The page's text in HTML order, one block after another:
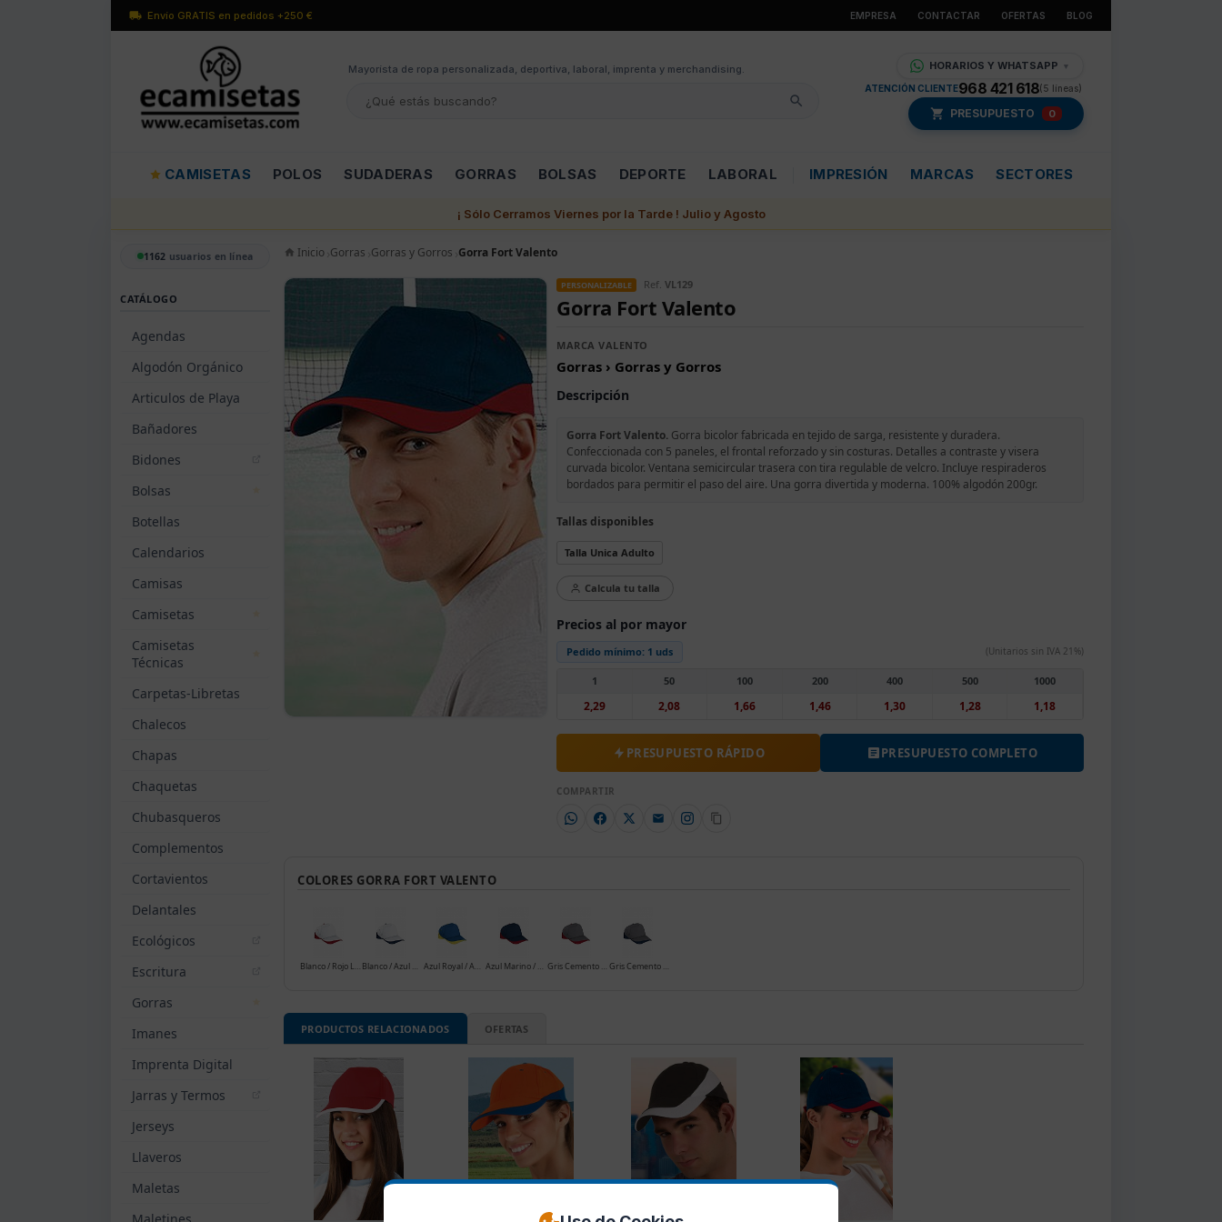
Envío GRATIS en pedidos +250 € EMPRESA CONTACTAR OFERTAS BLOG
Mayorísta de ropa personalizada, deportiva, laboral, imprenta y merchandising. HORARIOS Y WHATSAPP ▼
ATENCIÓN CLIENTE968 421 618(5 líneas)
PRESUPUESTO 0
CAMISETAS POLOS SUDADERAS GORRAS BOLSAS DEPORTE LABORAL IMPRESIÓN MARCAS SECTORES
¡ Sólo Cerramos Viernes por la Tarde ! Julio y Agosto
1162 usuarios en línea
CATÁLOGO
Agendas
Algodón Orgánico
Articulos de Playa
Bañadores
Bidones
Bolsas
Botellas
Calendarios
Camisas
Camisetas
Camisetas
Técnicas
Carpetas-Libretas
Chalecos
Chapas
Chaquetas
Chubasqueros
Complementos
Cortavientos
Delantales
Ecológicos
Escritura
Gorras
Imanes
Imprenta Digital
Jarras y Termos
Jerseys
Llaveros
Maletas
Maletines
Inicio Gorras Gorras y Gorros Gorra Fort Valento
PERSONALIZABLE Ref. VL129
Gorra Fort Valento
MARCA VALENTO
Gorras › Gorras y Gorros
Descripción
Gorra Fort Valento. Gorra bicolor fabricada en tejido de sarga, resistente y duradera.
Confeccionada con 5 paneles, el frontal reforzado y sin costuras. Detalles a contraste y visera
curvada bicolor. Ventana semicircular trasera con tira regulable de velcro. Incluye respiraderos
bordados para permitir el paso del aire. Una gorra divertida y moderna. 100% algodón 200gr.
Tallas disponibles
Talla Unica Adulto
Calcula tu talla
Precios al por mayor
Pedido mínimo: 1 uds (Unitarios sin IVA 21%)
1
2,29
50
2,08
100
1,66
200
1,46
400
1,30
500
1,28
1000
1,18
PRESUPUESTO RÁPIDO PRESUPUESTO COMPLETO
COMPARTIR
COLORES GORRA FORT VALENTO
PRODUCTOS RELACIONADOS OFERTAS